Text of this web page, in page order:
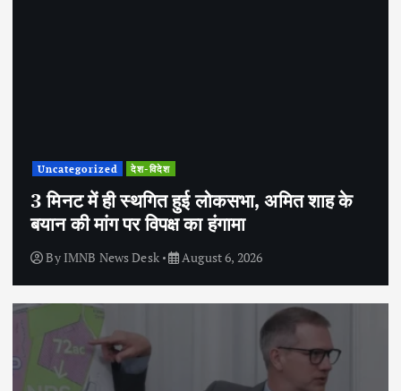
Uncategorized देश-विदेश
3 मिनट में ही स्थगित हुई लोकसभा, अमित शाह के
बयान की मांग पर विपक्ष का हंगामा
By IMNB News Desk August 6, 2026